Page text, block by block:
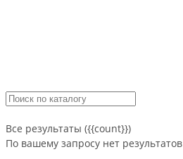
Все результаты ({{count}})
По вашему запросу нет результатов